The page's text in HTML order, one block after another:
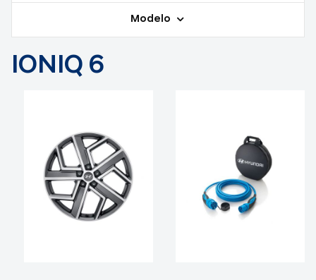
Modelo
IONIQ 6